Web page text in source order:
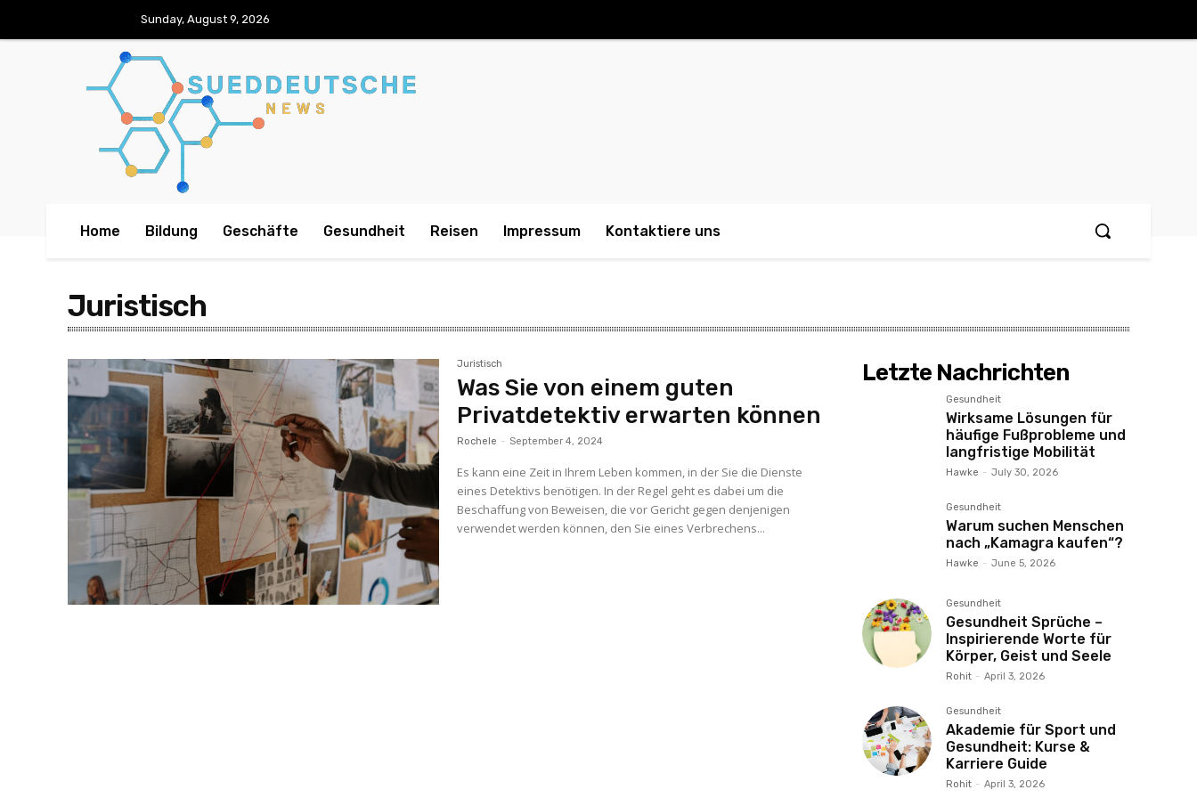
Sunday, August 9, 2026
Home Bildung Geschäfte Gesundheit Reisen Impressum Kontaktiere uns
Juristisch
Juristisch
Was Sie von einem guten
Privatdetektiv erwarten können
Rochele - September 4, 2024
Es kann eine Zeit in Ihrem Leben kommen, in der Sie die Dienste
eines Detektivs benötigen. In der Regel geht es dabei um die
Beschaffung von Beweisen, die vor Gericht gegen denjenigen
verwendet werden können, den Sie eines Verbrechens...
Letzte Nachrichten
Gesundheit
Wirksame Lösungen für
häufige Fußprobleme und
langfristige Mobilität
Hawke - July 30, 2026
Gesundheit
Warum suchen Menschen
nach „Kamagra kaufen“?
Hawke - June 5, 2026
Gesundheit
Gesundheit Sprüche –
Inspirierende Worte für
Körper, Geist und Seele
Rohit - April 3, 2026
Gesundheit
Akademie für Sport und
Gesundheit: Kurse &
Karriere Guide
Rohit - April 3, 2026